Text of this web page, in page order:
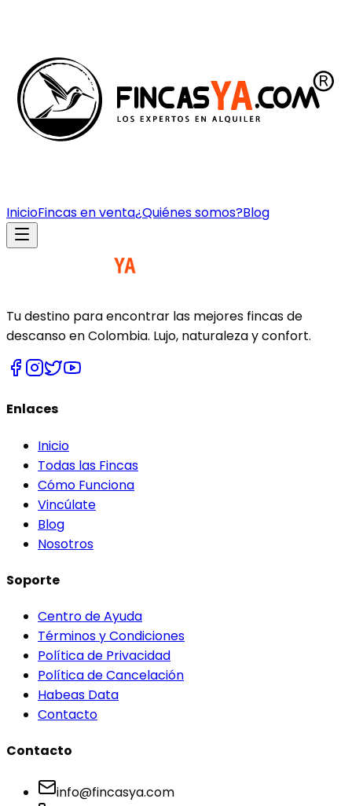
InicioFincas en venta¿Quiénes somos?Blog
Tu destino para encontrar las mejores fincas de
descanso en Colombia. Lujo, naturaleza y confort.
Enlaces
Inicio
Todas las Fincas
Cómo Funciona
Vincúlate
Blog
Nosotros
Soporte
Centro de Ayuda
Términos y Condiciones
Política de Privacidad
Política de Cancelación
Habeas Data
Contacto
Contacto
info@fincasya.com